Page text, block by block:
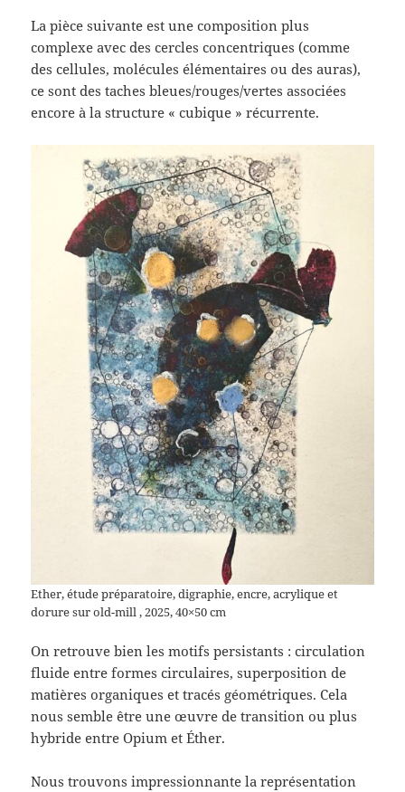
La pièce suivante est une composition plus
complexe avec des cercles concentriques (comme
des cellules, molécules élémentaires ou des auras),
ce sont des taches bleues/rouges/vertes associées
encore à la structure « cubique » récurrente.
Ether, étude préparatoire, digraphie, encre, acrylique et
dorure sur old-mill , 2025, 40×50 cm
On retrouve bien les motifs persistants : circulation
fluide entre formes circulaires, superposition de
matières organiques et tracés géométriques. Cela
nous semble être une œuvre de transition ou plus
hybride entre Opium et Éther.
Nous trouvons impressionnante la représentation